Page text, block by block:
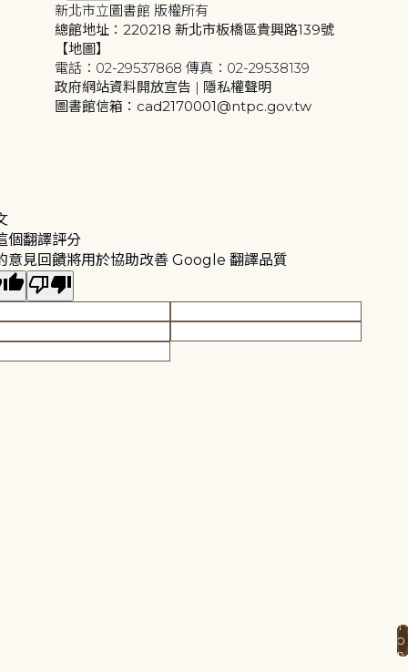
新北市立圖書館 版權所有
總館地址：220218 新北市板橋區貴興路139號
【地圖】
電話：02-29537868 傳真：02-29538139
政府網站資料開放宣告 | 隱私權聲明
圖書館信箱：cad2170001@ntpc.gov.tw
個翻譯評分
意見回饋將用於協助改善 Google 翻譯品質